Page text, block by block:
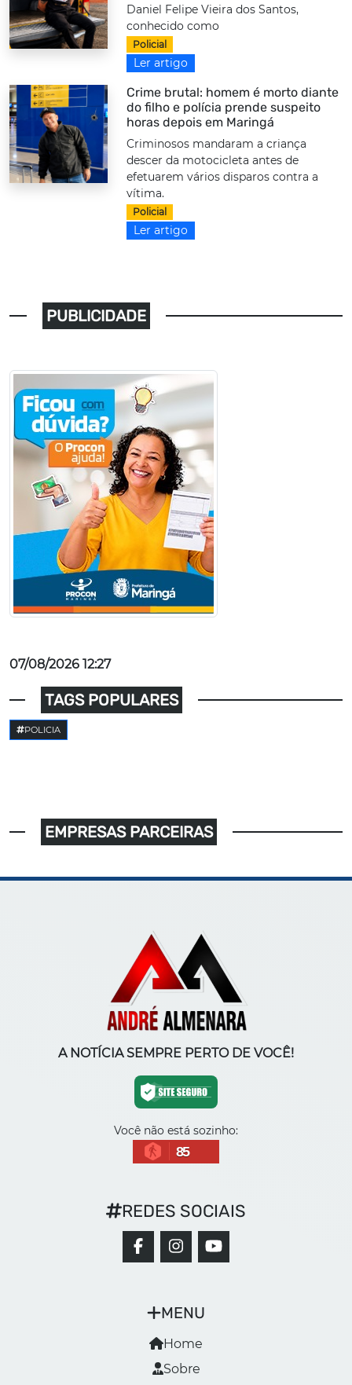
Daniel Felipe Vieira dos Santos,
conhecido como
Policial
Ler artigo
Crime brutal: homem é morto diante
do filho e polícia prende suspeito
horas depois em Maringá
Criminosos mandaram a criança
descer da motocicleta antes de
efetuarem vários disparos contra a
vítima.
Policial
Ler artigo
PUBLICIDADE
07/08/2026 12:27
TAGS POPULARES
POLICIA
EMPRESAS PARCEIRAS
A NOTÍCIA SEMPRE PERTO DE VOCÊ!
Você não está sozinho:
85
MENU
Home
Sobre
REDES SOCIAIS